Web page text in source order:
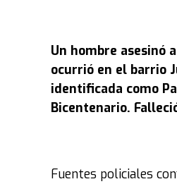
Un hombre asesinó
ocurrió en el barrio
identificada como
Bicentenario.
Fuentes policiales